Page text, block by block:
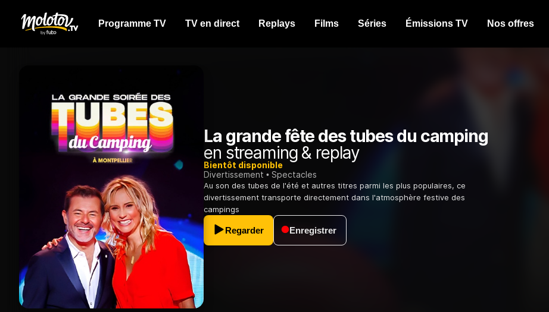
Programme TV TV en direct Replays Films Séries Émissions TV Nos offres
La grande fête des tubes du camping
en streaming & replay
Bientôt disponible
Divertissement
Spectacles
Au son des tubes de l'été et autres titres parmi les plus populaires, ce
divertissement transporte directement dans l'atmosphère festive des
campings
Regarder Enregistrer